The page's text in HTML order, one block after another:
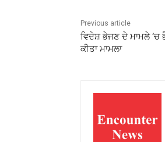
Previous article
ਵਿਦੇਸ਼ ਭੇਜਣ ਦੇ ਮਾਮਲੇ ‘ਚ
ਕੀਤਾ ਮਾਮਲਾ